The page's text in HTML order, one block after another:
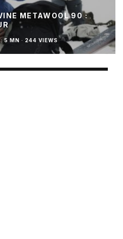
METAWOOL 90 :
5 MN · 244 VIEWS